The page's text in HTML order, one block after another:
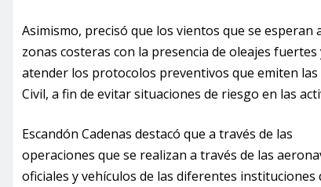
Asimismo, precisó que los vientos que se
zonas costeras con la presencia de oleajes
atender los protocolos preventivos que emiten
Civil, a fin de evitar situaciones de riesgo en las
Escandón Cadenas destacó que a través de las
operaciones que se realizan a través de las
oficiales y vehículos de las diferentes instituciones